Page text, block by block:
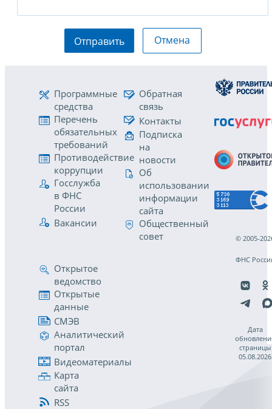
Отправить Отмена
Программные
средства
Перечень
обязательных
требований
Противодействие
коррупции
Госслужба
в ФНС
России
Вакансии
Обратная
связь
Контакты
Подписка
на
новости
Об
использовании
информации
сайта
Общественный
совет
Открытое
ведомство
Открытые
данные
СМЭВ
Аналитический
портал
Видеоматериалы
Карта
сайта
RSS
© 2005-
ФНС
Дата
страницы
05.08.2026